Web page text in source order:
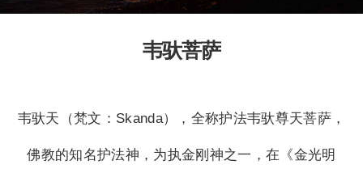
韦驮菩萨
韦驮天（梵文：Skanda），全称护法韦驮尊天菩萨，
佛教的知名护法神，为执金刚神之一，在《金光明